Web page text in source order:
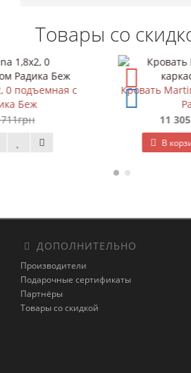
Товары со
Кровать Martina 1,8х2, 0 без
Радика Беж
12 571грн
ДОПОЛНИТЕЛЬНО
Производители
Подарочные сертификаты
Партнёры
Товары со скидкой